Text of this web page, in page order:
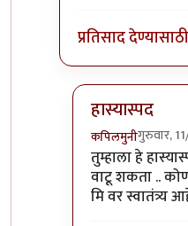
प्रतिसाद देण्यासाठी
हास्यास्पद
कपिलमुनीगुरुवार,
In reply to
तुम्हाला हे
वाटू शकता ..
मि वर स्वातंत्र्य